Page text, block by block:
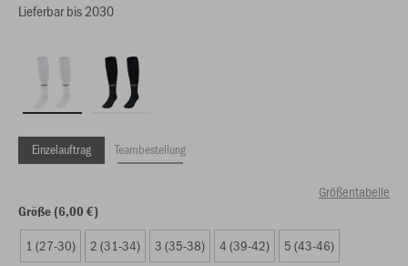
Lieferbar bis 2030
Einzelauftrag Teambestellung
Größentabelle
Größe (6,00 €)
1 (27-30) 2 (31-34) 3 (35-38) 4 (39-42) 5 (43-46)